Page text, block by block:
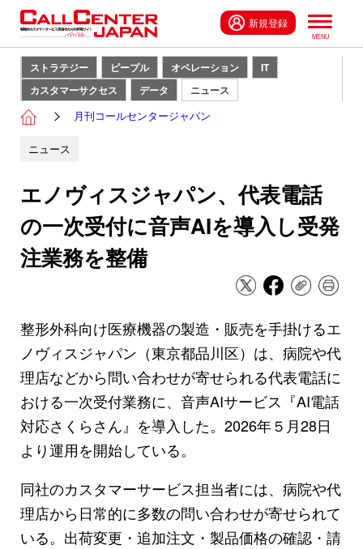
新規登録
ストラテジー ピープル オペレーション
IT
カスタマーサクセス
データ ニュース
月刊コールセンタージャパン
ニュース
エノヴィスジャパン、代表電話
の一次受付に音声AIを導入し受発
注業務を整備
整形外科向け医療機器の製造・販売を手掛けるエ
ノヴィスジャパン（東京都品川区）は、病院や代
理店などから問い合わせが寄せられる代表電話に
おける一次受付業務に、音声AIサービス『AI電話
対応さくらさん』を導入した。2026年５月28日
より運用を開始している。
同社のカスタマーサービス担当者には、病院や代
理店から日常的に多数の問い合わせが寄せられて
いる。出荷変更・追加注文・製品価格の確認・請